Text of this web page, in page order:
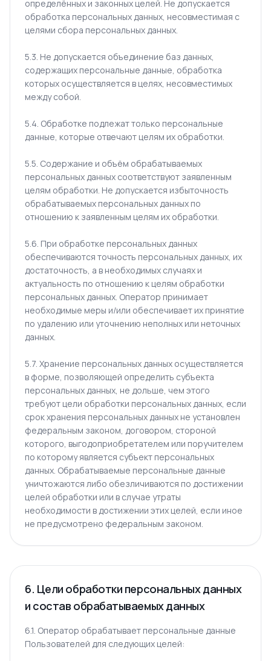
определённых и законных целей. Не допускается
обработка персональных данных, несовместимая с
целями сбора персональных данных.
5.3. Не допускается объединение баз данных,
содержащих персональные данные, обработка
которых осуществляется в целях, несовместимых
между собой.
5.4. Обработке подлежат только персональные
данные, которые отвечают целям их обработки.
5.5. Содержание и объём обрабатываемых
персональных данных соответствуют заявленным
целям обработки. Не допускается избыточность
обрабатываемых персональных данных по
отношению к заявленным целям их обработки.
5.6. При обработке персональных данных
обеспечиваются точность персональных данных, их
достаточность, а в необходимых случаях и
актуальность по отношению к целям обработки
персональных данных. Оператор принимает
необходимые меры и/или обеспечивает их принятие
по удалению или уточнению неполных или неточных
данных.
5.7. Хранение персональных данных осуществляется
в форме, позволяющей определить субъекта
персональных данных, не дольше, чем этого
требуют цели обработки персональных данных, если
срок хранения персональных данных не установлен
федеральным законом, договором, стороной
которого, выгодоприобретателем или поручителем
по которому является субъект персональных
данных. Обрабатываемые персональные данные
уничтожаются либо обезличиваются по достижении
целей обработки или в случае утраты
необходимости в достижении этих целей, если иное
не предусмотрено федеральным законом.
6. Цели обработки персональных данных
и состав обрабатываемых данных
6.1. Оператор обрабатывает персональные данные
Пользователей для следующих целей: